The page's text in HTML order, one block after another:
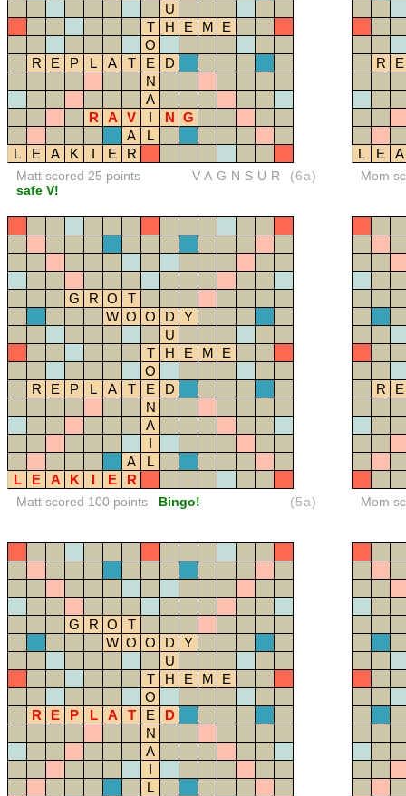
U
T
H E M
E
O
R
E P L A T E
D
N
A
R
A V I N G
A
L
L
E A K I E R
Matt scored 25 points
safe V!
VAGNSUR (6a)
R E
L E A
Mom
G R O
T
W O O D
Y
U
T
H E M
E
O
R
E P L A T E
D
N
A
I
A
L
L
E A K I E R
Matt scored 100 points Bingo! (5a)
R E
Mom
G R O
T
W O O D
Y
U
T
H E M
E
O
R
E P L A T E
D
N
A
I
L